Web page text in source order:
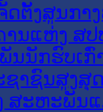
ດຕັ້ງສູນກາ
ານແຫ່ງ ສປ
ນນັກຮົບເກົ່
ຊາຊົນສູງສຸ
ສະຫະພັນ